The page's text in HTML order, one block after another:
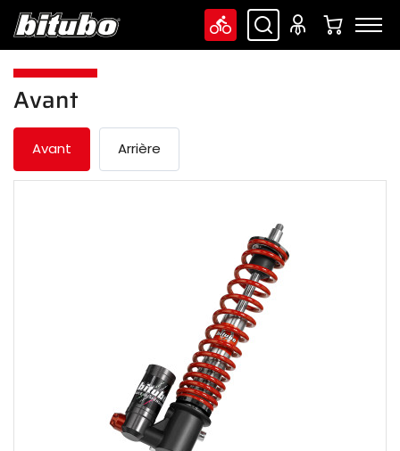
Avant
Avant Arrière